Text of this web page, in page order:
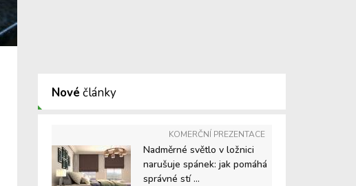
Nové články
KOMERČNÍ PREZENTACE
Nadměrné světlo v ložnici
narušuje spánek: jak pomáhá
správné stí ...